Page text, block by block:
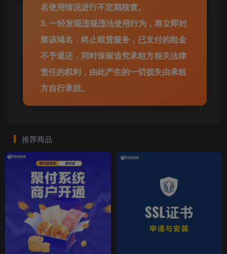
名使用情况进行不定期核查。
3. 一经发现违规违法使用行为，将立即封
禁该域名，终止租赁服务，已支付的租金
不予退还，同时保留追究承租方相关法律
责任的权利，由此产生的一切损失由承租
方自行承担。
推荐商品